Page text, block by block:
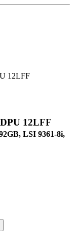
12LFF
12LFF
LSI 9361-8i,